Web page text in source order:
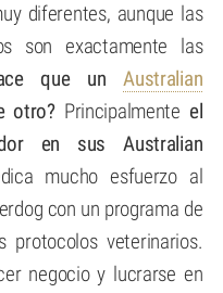
diferentes, aunque las
son exactamente las
que unAustralian
otro? Principalmente el
en sus Australian
mucho esfuerzo al
con un programa de
veterinarios.
negocio y lucrarse en